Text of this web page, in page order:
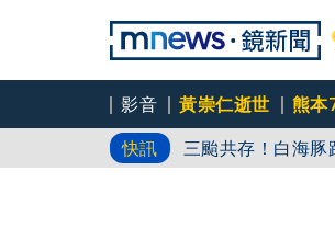
影音 黃崇仁逝世 熊本
快訊
三颱共存！白海
無端捲入選舉被